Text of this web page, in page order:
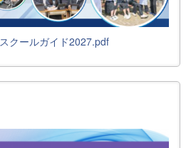
スクールガイド2027.pdf